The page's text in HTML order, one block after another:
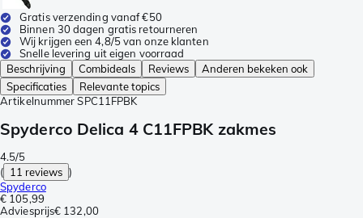
Gratis verzending vanaf €50
Binnen 30 dagen gratis retourneren
Wij krijgen een 4,8/5 van onze klanten
Snelle levering uit eigen voorraad
Beschrijving
Combideals Reviews
Anderen bekeken ook
Specificaties
Relevante topics
Artikelnummer SPC11FPBK
Spyderco Delica 4 C11FPBK zakmes
4.5/5
( 11 reviews )
Spyderco
€ 105,99
Adviesprijs€ 132,00